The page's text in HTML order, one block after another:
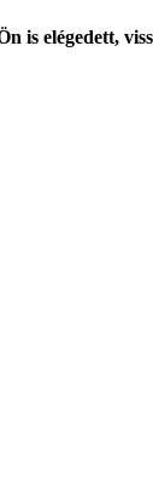
is elégedett,